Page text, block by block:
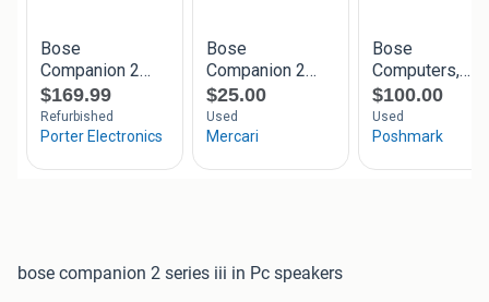
bose companion 2 series iii in Pc speakers